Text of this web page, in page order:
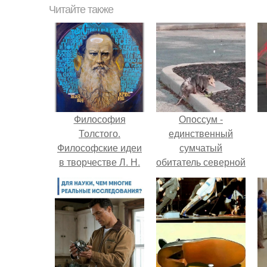
Читайте также
Философия
Толстого.
Философские идеи
в творчестве Л. Н.
Опоссум -
единственный
сумчатый
обитатель северной
америки.